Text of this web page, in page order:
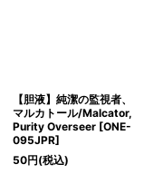
【胆液】純潔の監視者、
マルカトール/Malcator,
Purity Overseer [ONE-
095JPR]
50円(税込)